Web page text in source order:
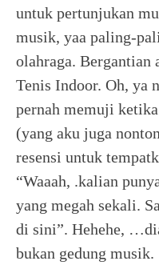
untuk pertunjukan
musik, yaa paling-
olahraga. Bergantian
Tenis Indoor. Oh, ya
pernah memuji
(yang aku juga
resensi untuk
“Waaah, .kalian
yang megah sekali.
di sini”. Hehehe,
bukan gedung musik.